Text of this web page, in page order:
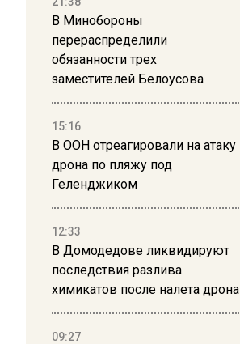
В Минобороны
перераспределили
обязанности трех
заместителей Белоусова
15:16
В ООН отреагировали на атаку
дрона по пляжу под
Геленджиком
12:33
В Домодедове ликвидируют
последствия разлива
химикатов после налета дрона
09:27